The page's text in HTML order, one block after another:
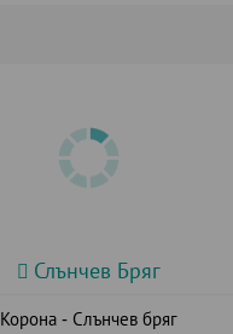
Слънчев Бряг
Корона - Слънчев бряг